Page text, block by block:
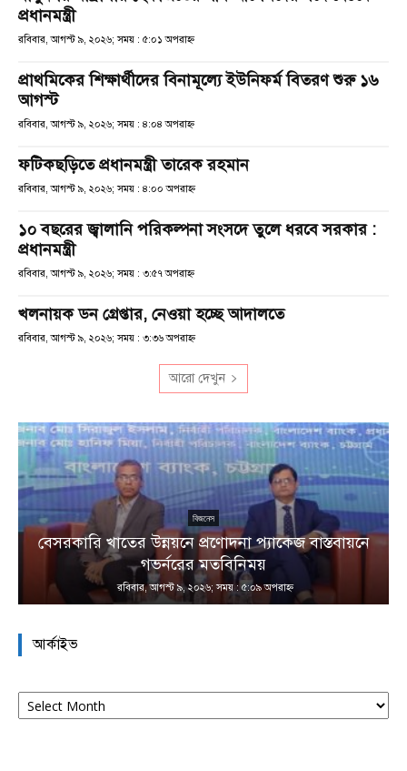
প্রধানমন্ত্রী
রবিবার, আগস্ট ৯, ২০২৬; সময় : ৫:০১ অপরাহ্ণ
প্রাথমিকের শিক্ষার্থীদের বিনামূল্যে ইউনিফর্ম বিতরণ শুরু ১৬
আগস্ট
রবিবার, আগস্ট ৯, ২০২৬; সময় : ৪:০৪ অপরাহ্ণ
ফটিকছড়িতে প্রধানমন্ত্রী তারেক রহমান
রবিবার, আগস্ট ৯, ২০২৬; সময় : ৪:০০ অপরাহ্ণ
১০ বছরের জ্বালানি পরিকল্পনা সংসদে তুলে ধরবে সরকার :
প্রধানমন্ত্রী
রবিবার, আগস্ট ৯, ২০২৬; সময় : ৩:৫৭ অপরাহ্ণ
খলনায়ক ডন গ্রেপ্তার, নেওয়া হচ্ছে আদালতে
রবিবার, আগস্ট ৯, ২০২৬; সময় : ৩:৩৬ অপরাহ্ণ
আরো দেখুন
বিজনেস
বেসরকারি খাতের উন্নয়নে প্রণোদনা প্যাকেজ বাস্তবায়নে
গভর্নরের মতবিনিময়
রবিবার, আগস্ট ৯, ২০২৬; সময় : ৫:০৯ অপরাহ্ণ
আর্কাইভ
আর্কাইভ